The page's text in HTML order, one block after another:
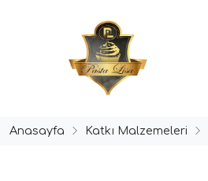
Anasayfa Katkı Malzemeleri